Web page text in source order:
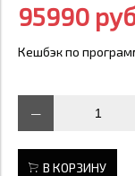
95990
Кешбэк по
В КОРЗИНУ